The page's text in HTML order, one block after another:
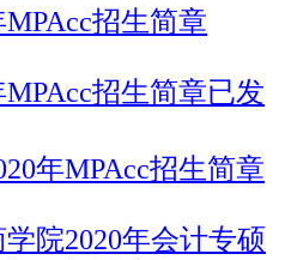
招生简章
招生简章已发
年MPAcc招生简章
学院2020年会计专硕